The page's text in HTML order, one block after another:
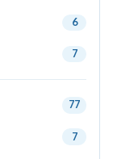
6
7
77
7